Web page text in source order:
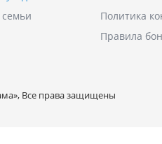
Политика
Правила
Все права защищены